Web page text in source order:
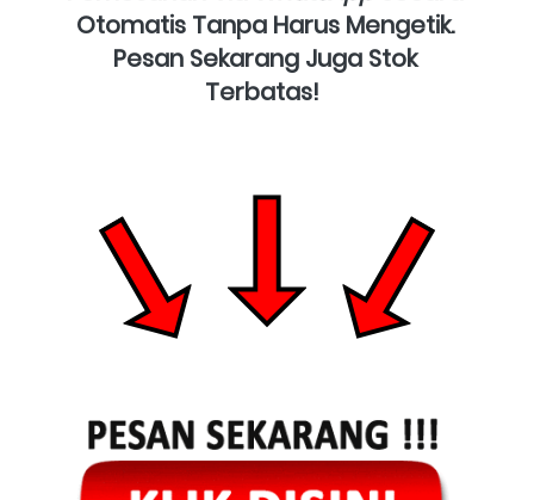
Otomatis Tanpa Harus Mengetik.
Pesan Sekarang Juga Stok
Terbatas!